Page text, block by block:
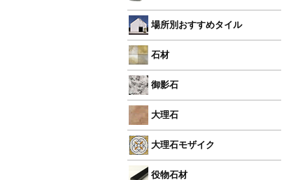
場所別おすすめタイル
石材
御影石
大理石
大理石モザイク
役物石材